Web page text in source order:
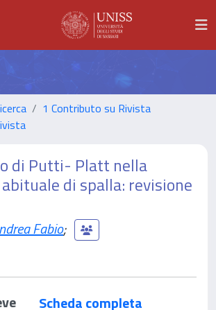
1 Contributo su Rivista
di Putti- Platt nella
di spalla: revisione
Fabio;
Scheda completa